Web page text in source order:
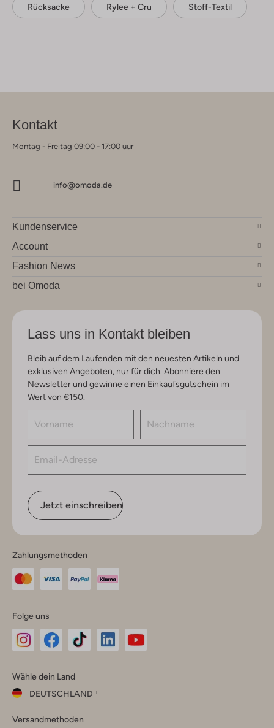
Rücksacke Rylee + Cru Stoff-Textil
Kontakt
Montag - Freitag 09:00 - 17:00 uur
info@omoda.de
Kundenservice
Account
Fashion News
bei Omoda
Lass uns in Kontakt bleiben
Bleib auf dem Laufenden mit den neuesten Artikeln und
exklusiven Angeboten, nur für dich. Abonniere den
Newsletter und gewinne einen Einkaufsgutschein im
Wert von €150.
Jetzt einschreiben
Zahlungsmethoden
Folge uns
Instagram
Facebook
TikTok
Wähle dein Land
DEUTSCHLAND
dein
Versandmethoden